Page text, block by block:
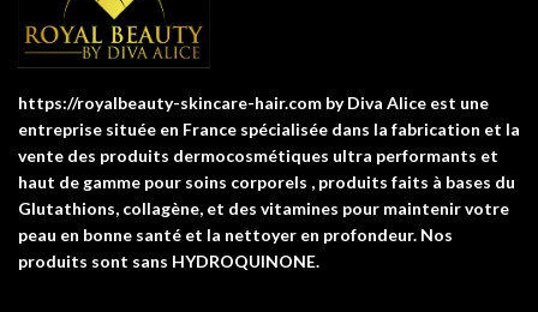
https://royalbeauty-skincare-hair.com by Diva Alice est une
entreprise située en France spécialisée dans la fabrication et la
vente des produits dermocosmétiques ultra performants et
haut de gamme pour soins corporels , produits faits à bases du
Glutathions, collagène, et des vitamines pour maintenir votre
peau en bonne santé et la nettoyer en profondeur. Nos
produits sont sans HYDROQUINONE.